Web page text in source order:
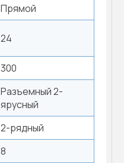
Прямой
24
300
Разъемный 2-
ярусный
2-рядный
8